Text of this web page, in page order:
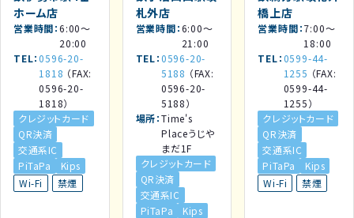
ホーム店
営業時間 6:00～
20:00
TEL 0596-20-
1818 （FAX:
0596-20-
1818）
クレジットカード
QR決済
交通系IC
PiTaPa
Kips
Wi-Fi
禁煙
札外店
営業時間 6:00～
21:00
TEL 0596-20-
5188 （FAX:
0596-20-
5188）
場所 Time's
Placeうじや
まだ1F
クレジットカード
QR決済
交通系IC
PiTaPa
Kips
橋上店
営業時間 7:00～
18:00
TEL 0599-44-
1255 （FAX:
0599-44-
1255）
クレジットカード
QR決済
交通系IC
PiTaPa
Kips
Wi-Fi
禁煙